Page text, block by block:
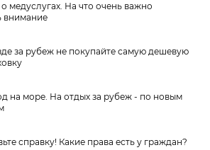
медуслугах. На что очень важно
внимание
за рубеж не покупайте самую дешевую
на море. На отдых за рубеж - по новым
справку! Какие права есть у граждан?